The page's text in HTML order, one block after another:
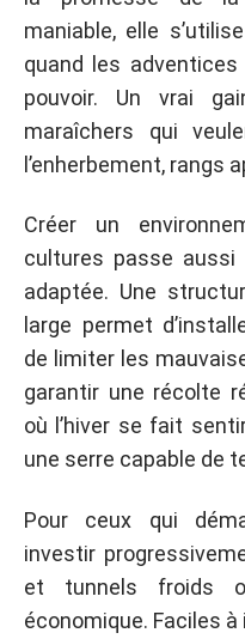
maniable, elle
quand les
pouvoir. Un vrai
maraîchers qui
l’enherbement, rangs
Créer un
cultures passe aussi
adaptée. Une
large permet
de limiter les
garantir une récolte
où l’hiver se fait
une serre capable de
Pour ceux qui
investir
et tunnels froids
économique. Faciles